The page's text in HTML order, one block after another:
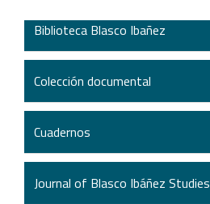
Biblioteca Blasco Ibañez
Colección documental
Cuadernos
Journal of Blasco Ibáñez Studies